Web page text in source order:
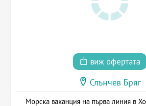
виж офертата
Слънчев Бряг
Морска ваканция на първа линия в